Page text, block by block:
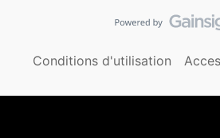
Conditions d'utilisation